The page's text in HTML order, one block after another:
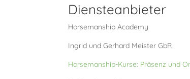
Diensteanbieter
Horsemanship Academy
Ingrid und Gerhard Meister GbR
Horsemanship-Kurse: Präsenz und